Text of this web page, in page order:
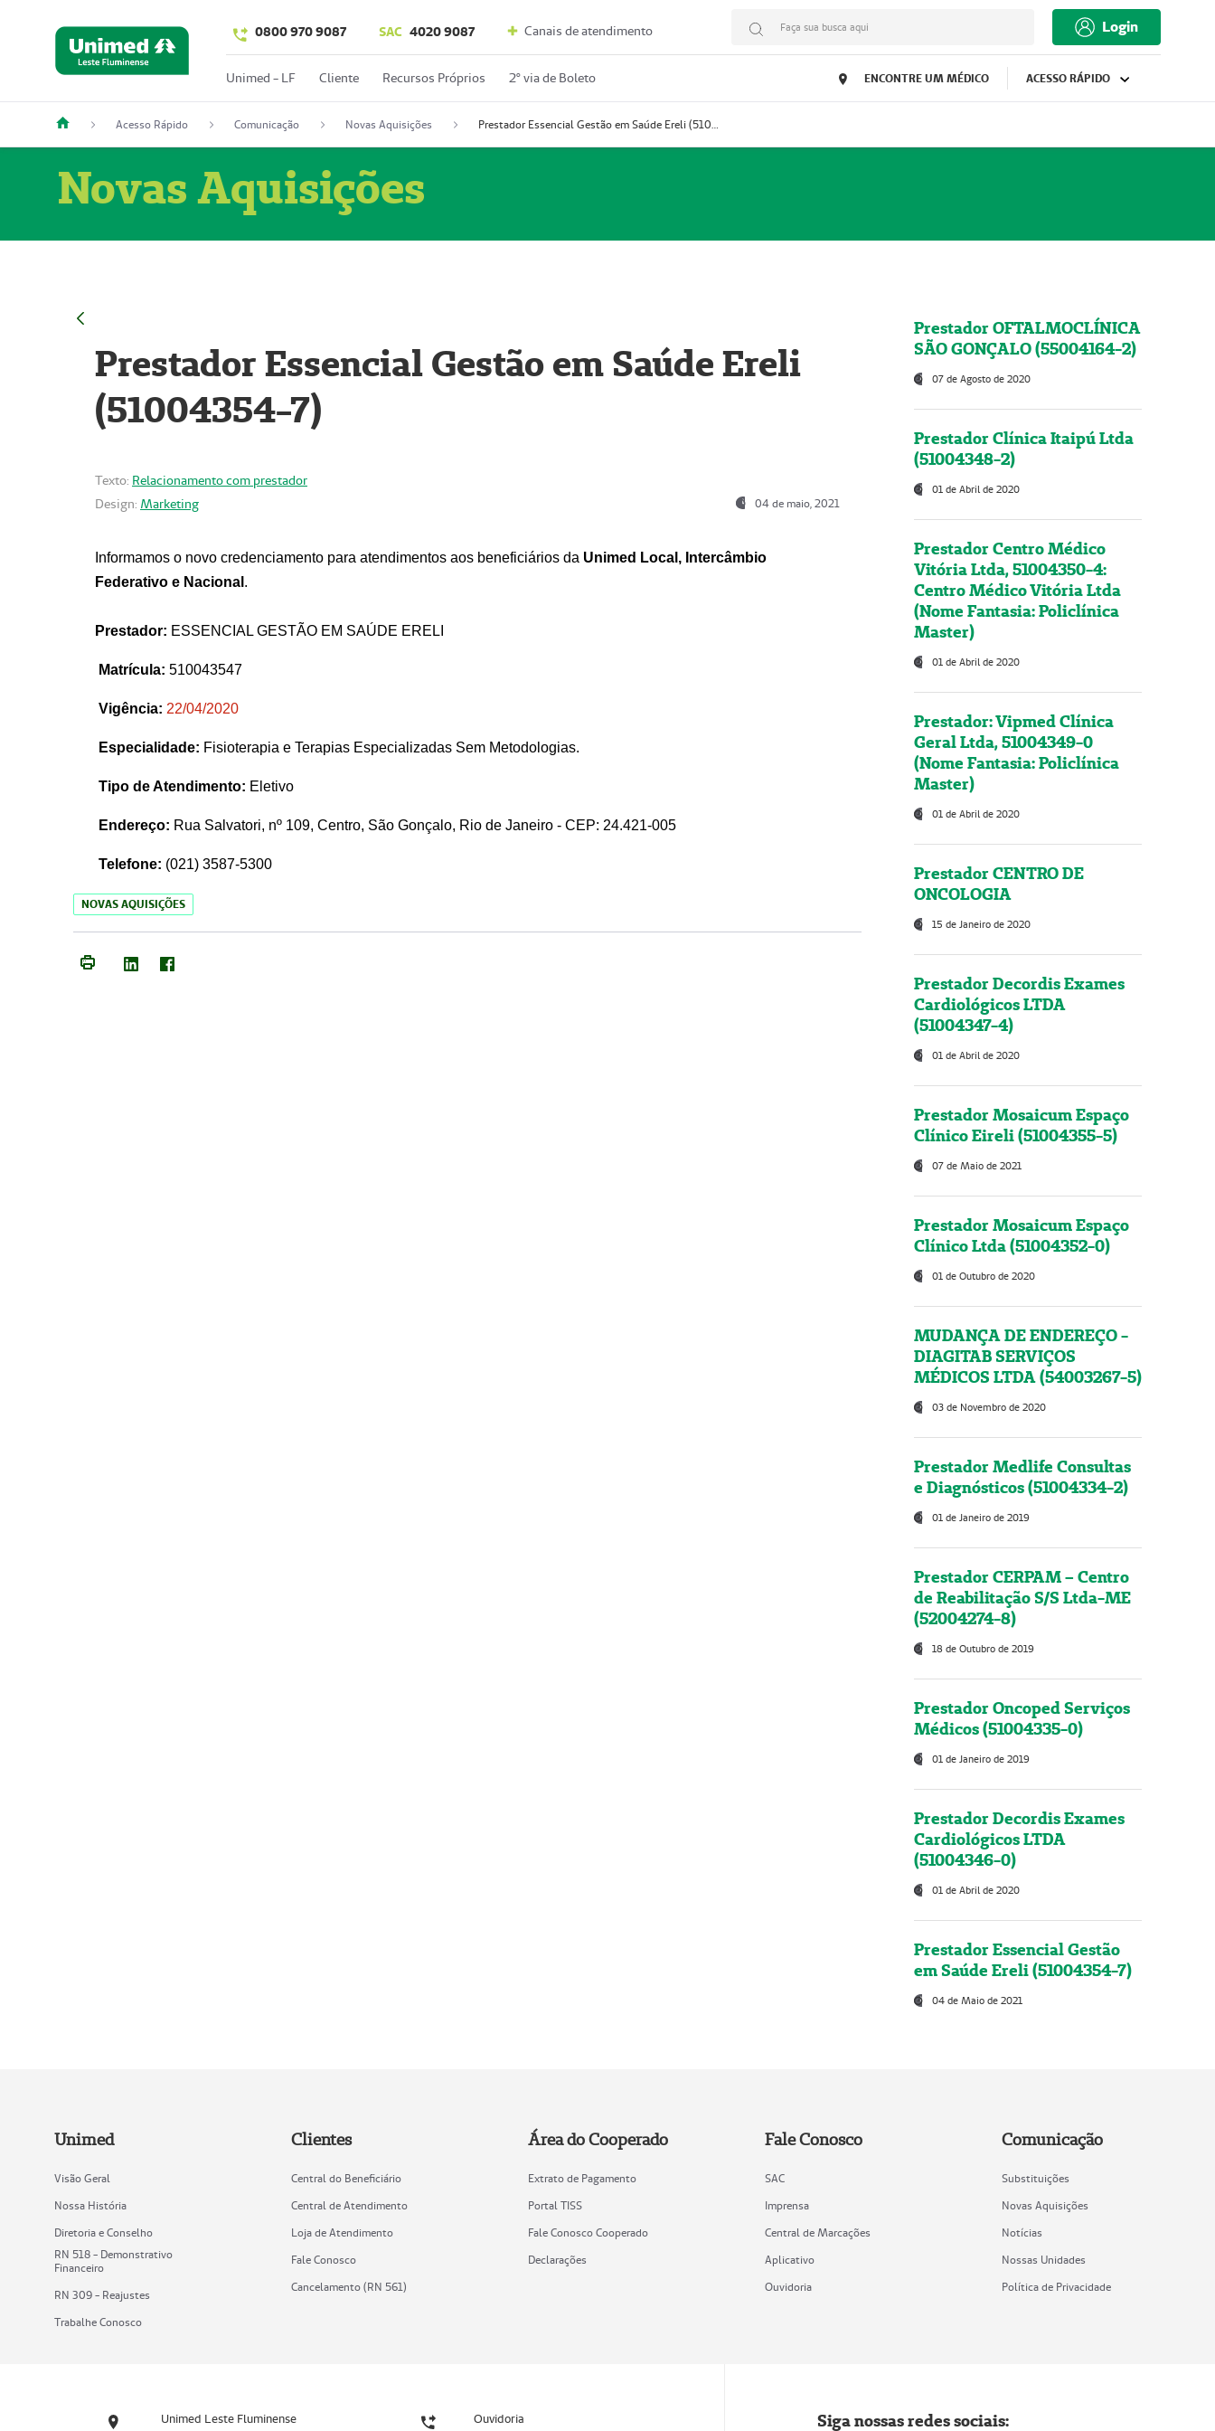
0800 970 9087 SAC 4020 9087 Canais de atendimento Faça sua busca aqui Login
Unimed - LF Cliente Recursos Próprios 2º via de Boleto ENCONTRE UM MÉDICO ACESSO RÁPIDO
Acesso Rápido Comunicação Novas Aquisições Prestador Essencial Gestão em Saúde Ereli (51004354-7)
Novas Aquisições
Prestador Essencial Gestão em Saúde Ereli
(51004354-7)
Texto: Relacionamento com prestador
Design: Marketing 04 de maio, 2021
Informamos o novo credenciamento para atendimentos aos beneficiários da Unimed Local, Intercâmbio
Federativo e Nacional .
Prestador: ESSENCIAL GESTÃO EM SAÚDE ERELI
Matrícula: 510043547
Vigência: 22/04/2020
Especialidade: Fisioterapia e Terapias Especializadas Sem Metodologias.
Tipo de Atendimento: Eletivo
Endereço: Rua Salvatori, nº 109, Centro, São Gonçalo, Rio de Janeiro - CEP: 24.421-005
Telefone: (021) 3587-5300
NOVAS AQUISIÇÕES
Prestador OFTALMOCLÍNICA
SÃO GONÇALO (55004164-2)
07 de Agosto de 2020
Prestador Clínica Itaipú Ltda
(51004348-2)
01 de Abril de 2020
Prestador Centro Médico
Vitória Ltda, 51004350-4:
Centro Médico Vitória Ltda
(Nome Fantasia: Policlínica
Master)
01 de Abril de 2020
Prestador: Vipmed Clínica
Geral Ltda, 51004349-0
(Nome Fantasia: Policlínica
Master)
01 de Abril de 2020
Prestador CENTRO DE
ONCOLOGIA
15 de Janeiro de 2020
Prestador Decordis Exames
Cardiológicos LTDA
(51004347-4)
01 de Abril de 2020
Prestador Mosaicum Espaço
Clínico Eireli (51004355-5)
07 de Maio de 2021
Prestador Mosaicum Espaço
Clínico Ltda (51004352-0)
01 de Outubro de 2020
MUDANÇA DE ENDEREÇO -
DIAGITAB SERVIÇOS
MÉDICOS LTDA (54003267-5)
03 de Novembro de 2020
Prestador Medlife Consultas
e Diagnósticos (51004334-2)
01 de Janeiro de 2019
Prestador CERPAM – Centro
de Reabilitação S/S Ltda-ME
(52004274-8)
18 de Outubro de 2019
Prestador Oncoped Serviços
Médicos (51004335-0)
01 de Janeiro de 2019
Prestador Decordis Exames
Cardiológicos LTDA
(51004346-0)
01 de Abril de 2020
Prestador Essencial Gestão
em Saúde Ereli (51004354-7)
04 de Maio de 2021
Unimed
Visão Geral
Nossa História
Diretoria e Conselho
RN 518 - Demonstrativo
Financeiro
RN 309 - Reajustes
Trabalhe Conosco
Clientes
Central do Beneficiário
Central de Atendimento
Loja de Atendimento
Fale Conosco
Cancelamento (RN 561)
Área do Cooperado
Extrato de Pagamento
Portal TISS
Fale Conosco Cooperado
Declarações
Fale Conosco
SAC
Imprensa
Central de Marcações
Aplicativo
Ouvidoria
Comunicação
Substituições
Novas Aquisições
Notícias
Nossas Unidades
Política de Privacidade
Unimed Leste Fluminense Ouvidoria Siga nossas redes sociais: